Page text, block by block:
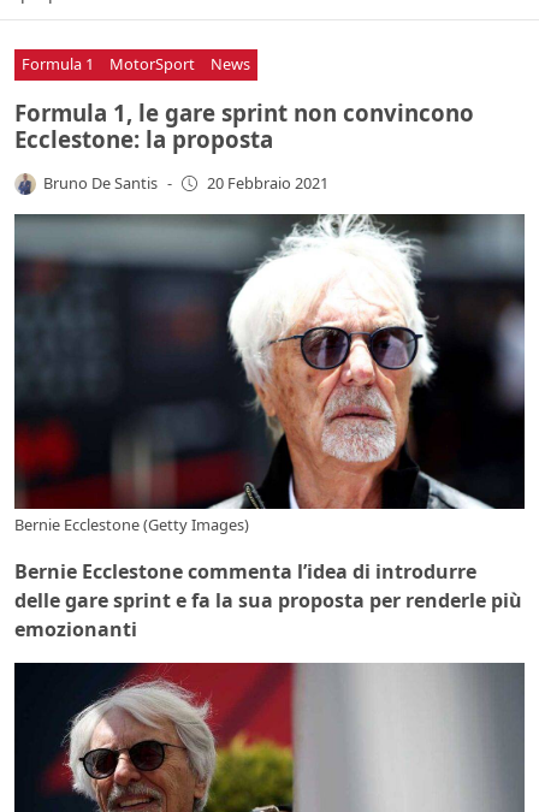
Formula 1 MotorSport News
Formula 1, le gare sprint non convincono
Ecclestone: la proposta
Bruno De Santis - 20 Febbraio 2021
Bernie Ecclestone (Getty Images)
Bernie Ecclestone commenta l’idea di introdurre
delle gare sprint e fa la sua proposta per renderle più
emozionanti